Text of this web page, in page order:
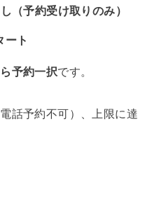
（予約受け取りのみ）
ート
予約一択です。
話予約不可）、上限に達